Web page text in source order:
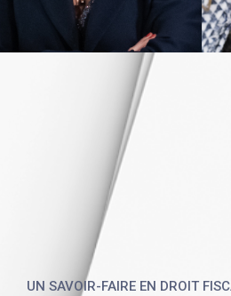
UN SAVOIR-FAIRE EN DROIT